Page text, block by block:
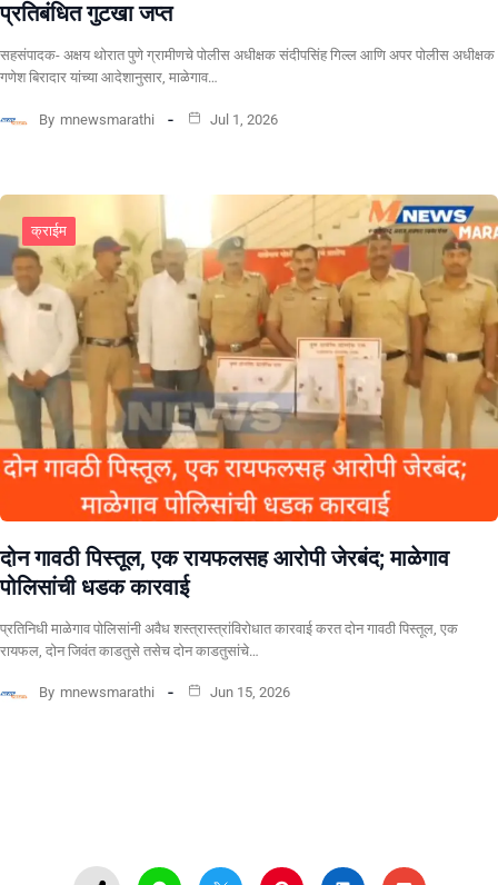
प्रतिबंधित गुटखा जप्त
सहसंपादक- अक्षय थोरात पुणे ग्रामीणचे पोलीस अधीक्षक संदीपसिंह गिल्ल आणि अपर पोलीस अधीक्षक
गणेश बिरादार यांच्या आदेशानुसार, माळेगाव…
By mnewsmarathi Jul 1, 2026
क्राईम
दोन गावठी पिस्तूल, एक रायफलसह आरोपी जेरबंद; माळेगाव
पोलिसांची धडक कारवाई
प्रतिनिधी माळेगाव पोलिसांनी अवैध शस्त्रास्त्रांविरोधात कारवाई करत दोन गावठी पिस्तूल, एक
रायफल, दोन जिवंत काडतुसे तसेच दोन काडतुसांचे…
By mnewsmarathi Jun 15, 2026